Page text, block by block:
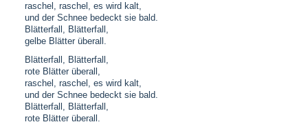
raschel, raschel, es wird kalt,
und der Schnee bedeckt sie bald.
Blätterfall, Blätterfall,
gelbe Blätter überall.
Blätterfall, Blätterfall,
rote Blätter überall,
raschel, raschel, es wird kalt,
und der Schnee bedeckt sie bald.
Blätterfall, Blätterfall,
rote Blätter überall.